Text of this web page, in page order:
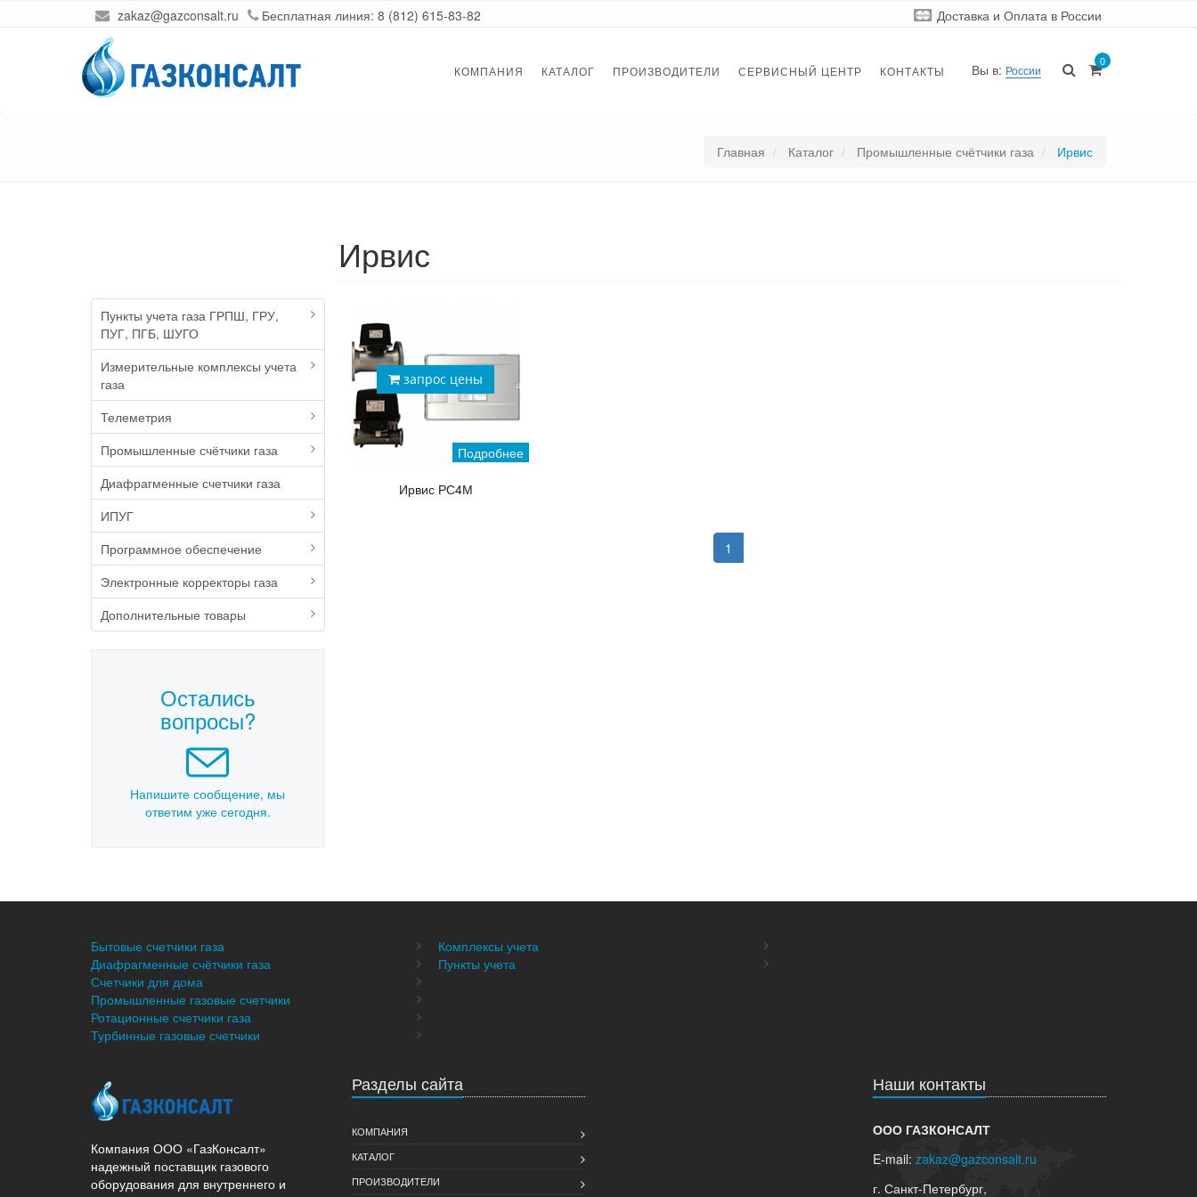
zakaz@gazconsalt.ru Бесплатная линия: 8 (812) 615-83-82 Доставка и Оплата в России
Вы в: России
0
КОМПАНИЯ КАТАЛОГ ПРОИЗВОДИТЕЛИ СЕРВИСНЫЙ ЦЕНТР КОНТАКТЫ
Главная Каталог Промышленные счётчики газа Ирвис
Пункты учета газа ГРПШ, ГРУ,
ПУГ, ПГБ, ШУГО
Измерительные комплексы учета
газа
Телеметрия
Промышленные счётчики газа
Диафрагменные счетчики газа
ИПУГ
Программное обеспечение
Электронные корректоры газа
Дополнительные товары
Остались
вопросы?
Напишите сообщение, мы
ответим уже сегодня.
Ирвис
запрос цены
Подробнее
Ирвис РС4М
1
Бытовые счетчики газа
Диафрагменные счётчики газа
Счетчики для дома
Промышленные газовые счетчики
Ротационные счетчики газа
Турбинные газовые счетчики
Комплексы учета
Пункты учета
Компания ООО «ГазКонсалт»
надежный поставщик газового
оборудования для внутреннего и
Разделы сайта
КОМПАНИЯ
КАТАЛОГ
ПРОИЗВОДИТЕЛИ
Наши контакты
ООО ГАЗКОНСАЛТ
E-mail: zakaz@gazconsalt.ru
г. Санкт-Петербург,